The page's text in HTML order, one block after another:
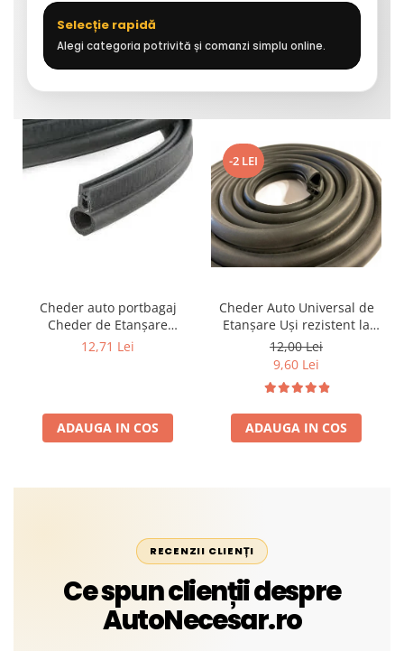
Selecție rapidă
Alegi categoria potrivită și comanzi simplu online.
Cheder auto portbagaj
Cheder de Etanșare
Profesional din Cauciuc -
Liniar
12,71 Lei
ADAUGA IN COS
-2 LEI
Cheder Auto Universal de
Etanșare Uși rezistent la
intemperii, raze UV,
îmbătrânire și temperaturi
extreme
12,00 Lei
9,60 Lei
ADAUGA IN COS
RECENZII CLIENȚI
Ce spun clienții despre
AutoNecesar.ro